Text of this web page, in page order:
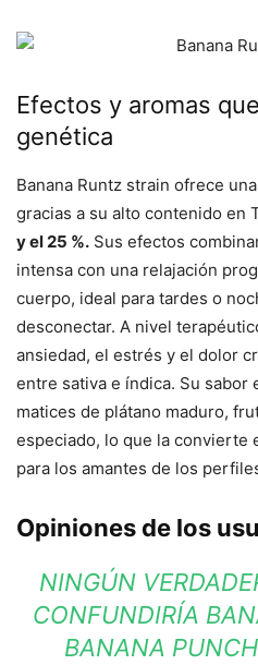
Efectos y aromas
genética
Banana Runtz strain ofrece
gracias a su alto contenido en
y el 25 %. Sus efectos
intensa con una relajación
cuerpo, ideal para tardes o
desconectar. A nivel
ansiedad, el estrés y el dolor
entre sativa e índica. Su sabor
matices de plátano maduro,
especiado, lo que la convierte
para los amantes de los
Opiniones de los
NINGÚN
CONFUNDIRÍA
BANANA